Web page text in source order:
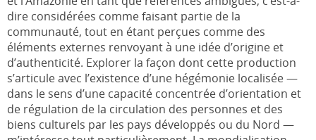
dire considérées comme faisant partie de la
communauté, tout en étant perçues comme des
éléments externes renvoyant à une idée d’origine et
d’authenticité. Explorer la façon dont cette production
s’articule avec l’existence d’une hégémonie localisée —
dans le sens d’une capacité concentrée d’orientation et
de régulation de la circulation des personnes et des
biens culturels par les pays développés ou du Nord —